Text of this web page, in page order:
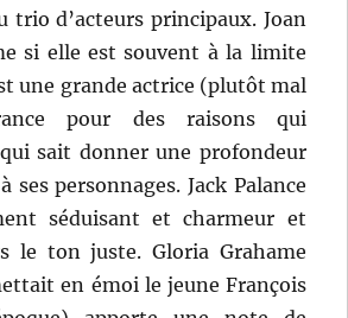
trio d’acteurs principaux. Joan
si elle est souvent à la limite
une grande actrice (plutôt mal
pour des raisons qui
sait donner une profondeur
ses personnages. Jack Palance
séduisant et charmeur et
le ton juste. Gloria Grahame
en émoi le jeune François